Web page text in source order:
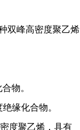
双峰高密度聚乙烯
物。
缘化合物。
度聚乙烯，具有